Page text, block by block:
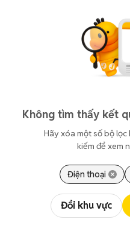
Không tìm thấy kết
Hãy xóa một số bộ
kiếm để xem
Điện thoại
Đổi khu vực